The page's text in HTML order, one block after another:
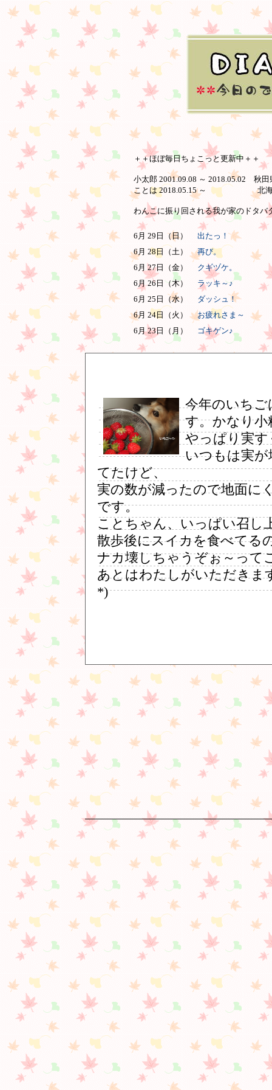
＋＋ほぼ毎日ちょこっと更新中＋＋
小太郎 2001.09.08 ～ 2018.05.02 秋田
ことは 2018.05.15 ～ 北海
わんこに振り回される我が家のドタバ
6月 29日（日）
出たっ！
6月 28日（土）
再び。
6月 27日（金）
クギヅケ。
6月 26日（木）
ラッキ～♪
6月 25日（水）
ダッシュ！
6月 24日（火）
お疲れさま～
6月 23日（月）
ゴキゲン♪
今年のいち
す。かなり
やっぱり実
いつもは実
てたけど、
実の数が減ったので地面に
です。
ことちゃん、いっぱい召し
散歩後にスイカを食べてる
ナカ壊しちゃうぞぉ～って
あとはわたしがいただきま
*)